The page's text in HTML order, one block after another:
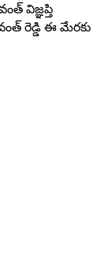
విజ్ఞప్తి
రెడ్డి ఈ మేరకు